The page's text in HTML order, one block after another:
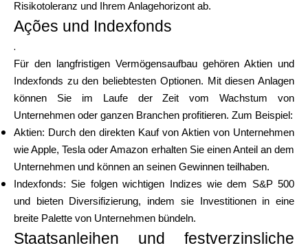
Kontaktieren Sie uns
Hilfe
Finanzierung erhalten
Risikotoleranz und Ihrem Anlagehorizont ab.
Ações und Indexfonds
.
Für den langfristigen Vermögensaufbau gehören Aktien und
Indexfonds zu den beliebtesten Optionen. Mit diesen Anlagen
können Sie im Laufe der Zeit vom Wachstum von
Unternehmen oder ganzen Branchen profitieren. Zum Beispiel:
Aktien: Durch den direkten Kauf von Aktien von Unternehmen
wie Apple, Tesla oder Amazon erhalten Sie einen Anteil an dem
Unternehmen und können an seinen Gewinnen teilhaben.
Indexfonds: Sie folgen wichtigen Indizes wie dem S&P 500
und bieten Diversifizierung, indem sie Investitionen in eine
breite Palette von Unternehmen bündeln.
Staatsanleihen und festverzinsliche